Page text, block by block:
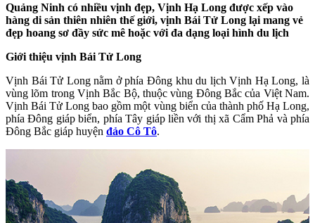
Quảng Ninh có nhiều vịnh đẹp, Vịnh Hạ Long được xếp vào
hàng di sản thiên nhiên thế giới, vịnh Bái Tử Long lại mang vẻ
đẹp hoang sơ đầy sức mê hoặc với đa dạng loại hình du lịch
Giới thiệu vịnh Bái Tử Long
Vịnh Bái Tử Long nằm ở phía Đông khu du lịch Vịnh Hạ Long, là
vùng lõm trong Vịnh Bắc Bộ, thuộc vùng Đông Bắc của Việt Nam.
Vịnh Bái Tử Long bao gồm một vùng biển của thành phố Hạ Long,
phía Đông giáp biển, phía Tây giáp liền với thị xã Cẩm Phả và phía
Đông Bắc giáp huyện đảo Cô Tô.